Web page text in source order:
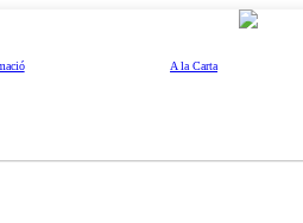
A la Carta